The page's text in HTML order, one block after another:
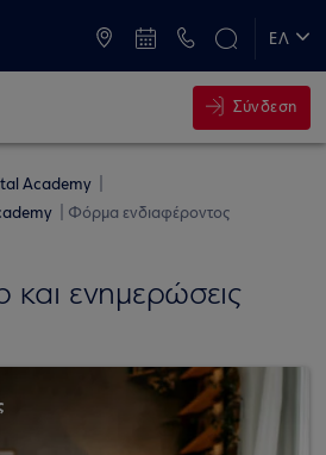
ΕΛ
Σύνδεση
Academy
Φόρμα ενδιαφέροντος
και ενημερώσεις